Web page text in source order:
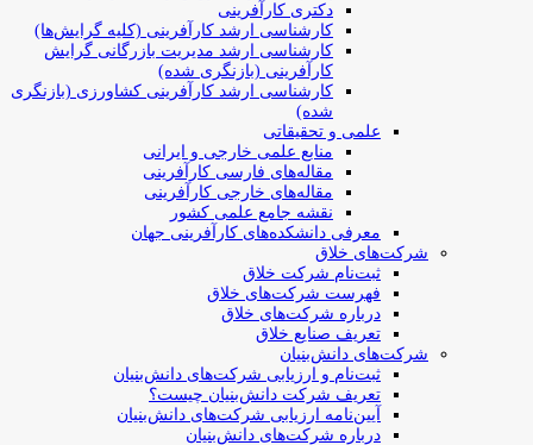
دکتری کارآفرینی
کارشناسی ارشد کارآفرینی (کلیه گرایش‌ها)
کارشناسی ارشد مدیریت بازرگانی گرایش
کارآفرینی (بازنگری شده)
کارشناسی ارشد کارآفرینی کشاورزی (بازنگری
شده)
علمی و تحقیقاتی
منابع علمی خارجی و ایرانی
مقاله‌های فارسی کارآفرینی
مقاله‌های خارجی کارآفرینی
نقشه جامع علمی کشور
معرفی دانشکده‌های کارآفرینی جهان
شرکت‌های خلاق
ثبت‌نام شرکت خلاق
فهرست شرکت‌های خلاق
درباره شرکت‌های خلاق
تعریف صنایع خلاق
شرکت‌های دانش‌بنیان
ثبت‌نام و ارزیابی شرکت‌های دانش‌بنیان
تعریف شرکت دانش‌بنیان چیست؟
آیین‌نامه ارزیابی شرکت‌های دانش‌بنیان
درباره شرکت‌های دانش‌بنیان